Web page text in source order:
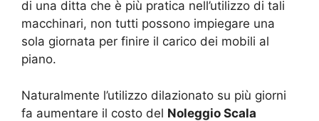
di una ditta che è più pratica nell’utilizzo di tali
macchinari, non tutti possono impiegare una
sola giornata per finire il carico dei mobili al
piano.
Naturalmente l’utilizzo dilazionato su più giorni
fa aumentare il costo del Noleggio Scala